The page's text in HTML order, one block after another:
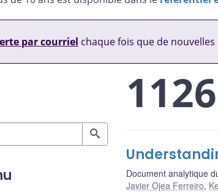
par courriel chaque fois que de
1126
Document analytique
Javier Ojea Ferreiro,